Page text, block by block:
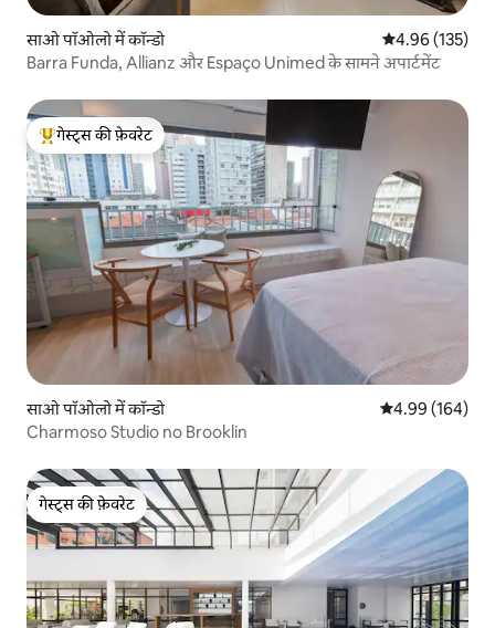
साओ पॉओलो में कॉन्डो औसत रेटिंग 5 में से
4.96 (135)
Barra Funda, Allianz और Espaço Unimed के सामने अपार्टमेंट
गेस्ट्स का टॉप फ़ेवरेट
गेस्ट्स की फ़ेवरेट
साओ पॉओलो में कॉन्डो औसत रेटिंग 5 में से
4.99 (164)
Charmoso Studio no Brooklin
गेस्ट्स की फ़ेवरेट
गेस्ट्स की फ़ेवरेट